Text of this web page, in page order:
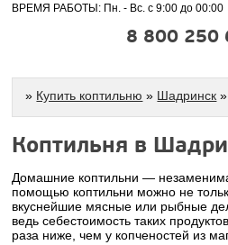
ВРЕМЯ РАБОТЫ: Пн. - Вс. с 9:00 до 00:00
8 800 250
» Купить коптильню » Шадринск
Коптильня в
Домашние коптильни —
помощью коптильни можно не
вкуснейшие мясные или рыбные
ведь себестоимость таких
раза ниже, чем у копченостей из